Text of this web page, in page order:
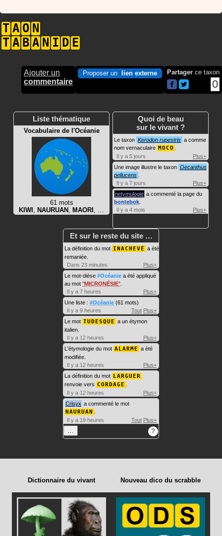
T A O N
T A B A N I D E
Ajouter un
commentaire
Proposer un lien externe Partager ce taxon
0
Liste thématique
Vocabulaire de l'Océanie
61 mots
KIWI , NAURUAN , MAORI , …
Quoi de beau
sur le vivant ?
Le taxon Kerodon rupestris a comme
nom vernaculaire MOCO
Il y a 5 jours
Plus+
Une image illustre le taxon Oecanthus
pellucens
Il y a 7 jours
Plus+
netymologie a commenté la page du
bontebok
Il y a 4 mois
Plus+
Et sur le reste du site …
La définition du mot INACHEVÉ a été
remaniée.
Dans 23 minutes
Plus+
Le mot-dièse #Océanie a été appliqué
au mot MICRONÉSIE
Il y a 7 heures
Plus+
Une liste : #Océanie (61 mots)
Il y a 9 heures
Tout Plus+
Le mot TUDESQUE a un étymon
italien.
Il y a 12 heures
Plus+
L'étymologie du mot ALARME a été
modifiée.
Il y a 12 heures
Plus+
La définition du mot LARGUER
renvoie vers CORDAGE
Il y a 12 heures
Plus+
Crisyx a commenté le mot
NAURUAN
Il y a 19 heures
Tout Plus+
… ?
Dictionnaire du vivant Nouveau dico du scrabble